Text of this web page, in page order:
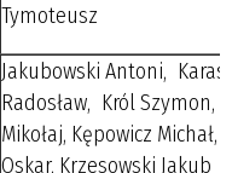
Tymoteusz
Jakubowski Antoni,
Radosław, Król Szymon,
Mikołaj, Kępowicz Michał,
Oskar, Krzesowski Jakub